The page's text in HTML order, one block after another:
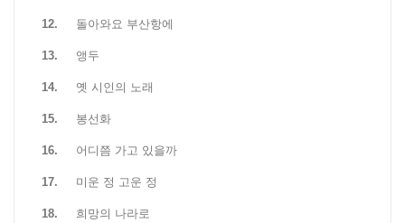
12. 돌아와요 부산항에
13. 앵두
14. 옛 시인의 노래
15. 봉선화
16. 어디쯤 가고 있을까
17. 미운 정 고운 정
18. 희망의 나라로